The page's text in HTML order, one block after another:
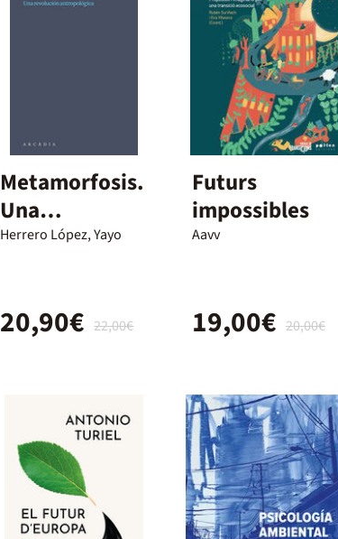
Metamorfosis.
Una
revolución
Herrero López, Yayo
22,00€
20,90€
Futurs
impossibles
Aavv
20,00€
19,00€